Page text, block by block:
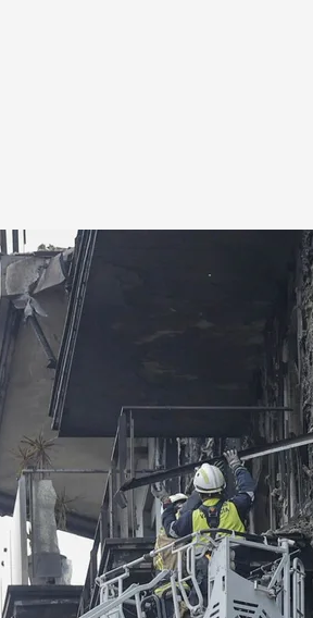
de las causas del incendio
Redacción digital Noticias Cuatro
26 FEB 2024 - 15:19h.
La empresa Synthesis
Madrid y en las discotecas
La empresa especializada
viviendas de 12 de los
Los vecinos del edificio
sus vidas: "Hay que mirar